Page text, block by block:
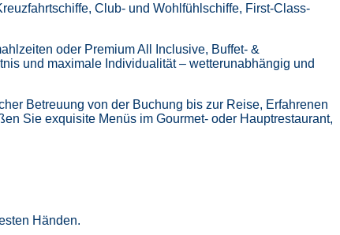
Club- und Wohlfühlschiffe, First-Class-
oder Premium All Inclusive, Buffet- &
und maximale Individualität – wetterunabhängig und
Betreuung von der Buchung bis zur Reise, Erfahrenen
Sie exquisite Menüs im Gourmet- oder Hauptrestaurant,
Händen.